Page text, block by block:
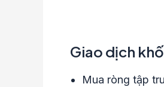
Giao dịch
Mua ròng tập